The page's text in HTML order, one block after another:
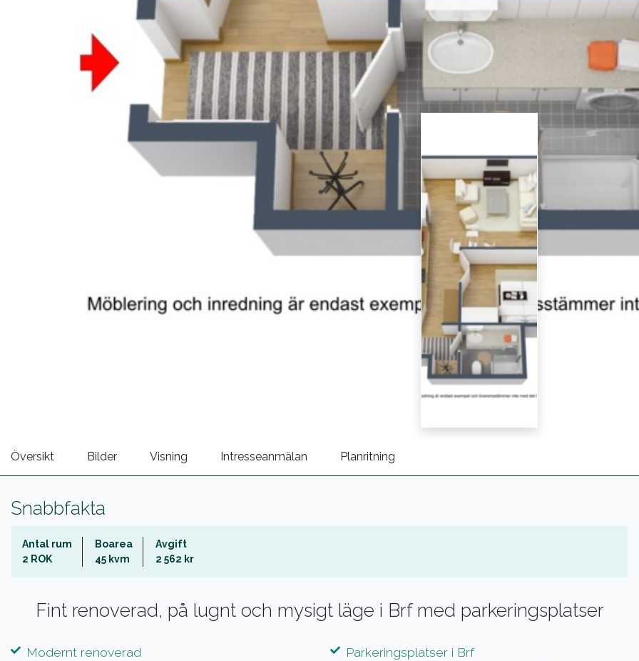
Översikt Bilder Visning Intresseanmälan Planritning
Snabbfakta
Antal rum
2 ROK
Boarea
45 kvm
Avgift
2 562 kr
Fint renoverad, på lugnt och mysigt läge i Brf med parkeringsplatser
Modernt renoverad
Parkeringsplatser i Brf